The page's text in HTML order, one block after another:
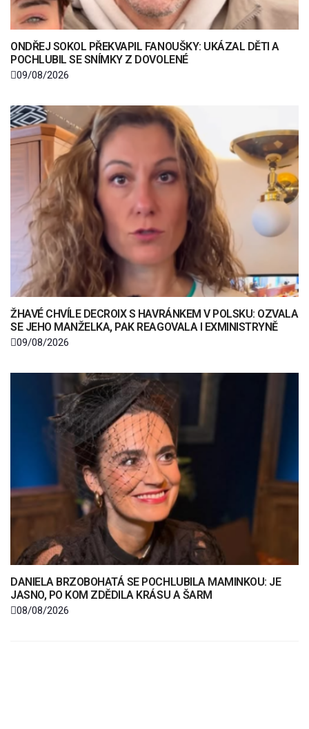
ONDŘEJ SOKOL PŘEKVAPIL FANOUŠKY: UKÁZAL DĚTI A
POCHLUBIL SE SNÍMKY Z DOVOLENÉ
09/08/2026
ŽHAVÉ CHVÍLE DECROIX S HAVRÁNKEM V POLSKU: OZVALA
SE JEHO MANŽELKA, PAK REAGOVALA I EXMINISTRYNĚ
09/08/2026
DANIELA BRZOBOHATÁ SE POCHLUBILA MAMINKOU: JE
JASNO, PO KOM ZDĚDILA KRÁSU A ŠARM
08/08/2026